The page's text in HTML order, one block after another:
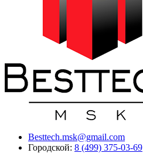
Besttech.msk@gmail.com
Городской: 8 (499) 375-03-69